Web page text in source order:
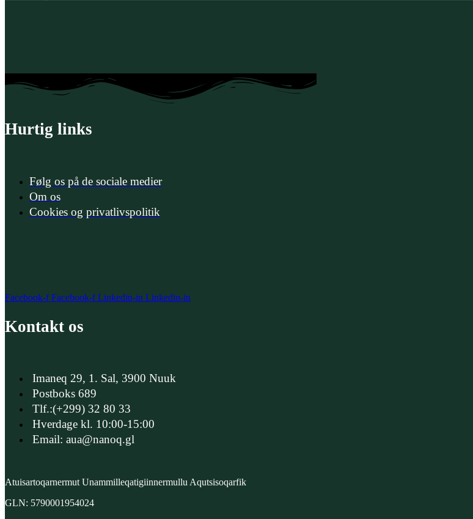
Hurtig links
Følg os på de sociale medier
Om os
Cookies og privatlivspolitik
Facebook-f Facebook-f Linkedin-in Linkedin-in
Kontakt os
Imaneq 29, 1. Sal, 3900 Nuuk
Postboks 689
Tlf.:(+299) 32 80 33
Hverdage kl. 10:00-15:00
Email: aua@nanoq.gl
Atuisartoqarnermut Unammilleqatigiinnermullu Aqutsisoqarfik
GLN: 5790001954024